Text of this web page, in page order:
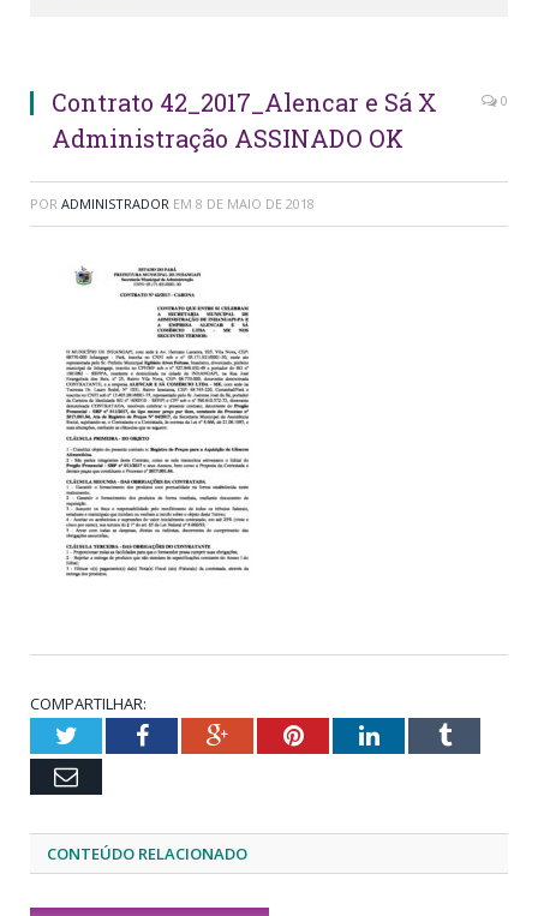
Contrato 42_2017_Alencar e Sá X
Administração ASSINADO OK
0
POR ADMINISTRADOR EM 8 DE MAIO DE 2018
COMPARTILHAR:
TwitterFacebookGoogle+PinterestLinkedInTumblr
Email
CONTEÚDO RELACIONADO